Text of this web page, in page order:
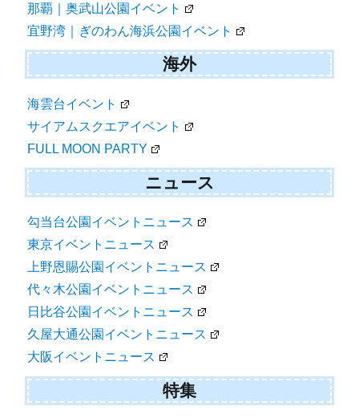
那覇｜奥武山公園イベント
宜野湾｜ぎのわん海浜公園イベント
海外
海雲台イベント
サイアムスクエアイベント
FULL MOON PARTY
ニュース
勾当台公園イベントニュース
東京イベントニュース
上野恩賜公園イベントニュース
代々木公園イベントニュース
日比谷公園イベントニュース
久屋大通公園イベントニュース
大阪イベントニュース
特集